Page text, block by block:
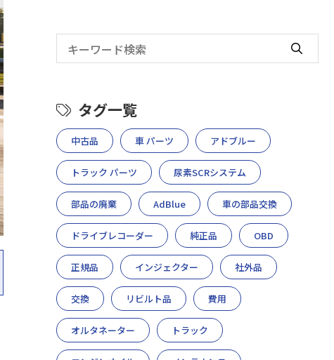
タグ一覧
中古品 車 パーツ アドブルー
トラック パーツ 尿素SCRシステム
部品の廃棄 AdBlue 車の部品交換
ドライブレコーダー 純正品 OBD
正規品 インジェクター 社外品
交換 リビルト品 費用
オルタネーター トラック